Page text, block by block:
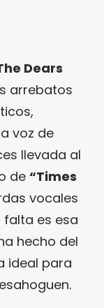
Dears
arrebatos
voz de
llevada al
de “Times
vocales
falta es esa
hecho del
ideal para